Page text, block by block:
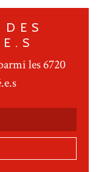
les 6720